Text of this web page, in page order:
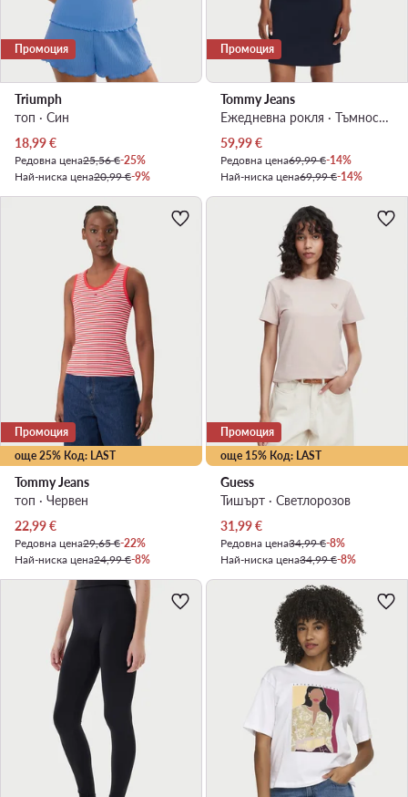
Промоция
Triumph
топ · Син
Актуална цена
18,99€
Редовна цена25,56 €-25%
Най-ниска цена20,99 €-9%
Промоция
Tommy Jeans
Ежедневна рокля · Тъмносин · Мини
Актуална цена
59,99€
Редовна цена69,99 €-14%
Най-ниска цена69,99 €-14%
още 25% Код: LAST
Промоция
Tommy Jeans
топ · Червен
Актуална цена
22,99€
Редовна цена29,65 €-22%
Най-ниска цена24,99 €-8%
още 15% Код: LAST
Промоция
Guess
Тишърт · Светлорозов
Актуална цена
31,99€
Редовна цена34,99 €-8%
Най-ниска цена34,99 €-8%